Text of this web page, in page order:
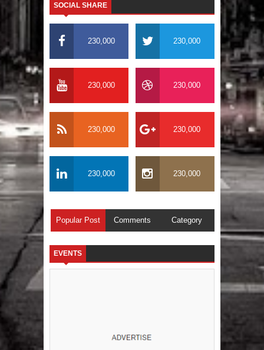
SOCIAL SHARE
230,000 230,000
230,000 230,000
230,000 230,000
230,000 230,000
Popular Post Comments Category
EVENTS